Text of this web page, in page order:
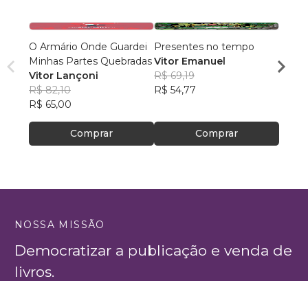
O Armário Onde Guardei
Minhas Partes Quebradas
Vitor Lançoni
R$ 82,10
R$ 65,00
Comprar
Presentes no tempo
Vitor Emanuel
R$ 69,19
R$ 54,77
Comprar
Piter
NOSSA MISSÃO
Democratizar a publicação e venda de
livros.